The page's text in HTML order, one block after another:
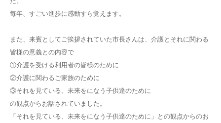
毎年、すごい進歩に感動すら覚えます。
また、来賓としてご挨拶されていた市長さんは、介護とそれに関わる
皆様の意義との内容で
①介護を受ける利用者の皆様のために
②介護に関わるご家族のために
③それを見ている、未来をになう子供達のために
の観点からお話されていました。
「それを見ている、未来をになう子供達のために」との観点からのお